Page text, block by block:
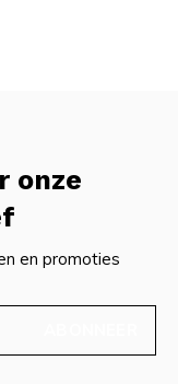
onze
en promoties